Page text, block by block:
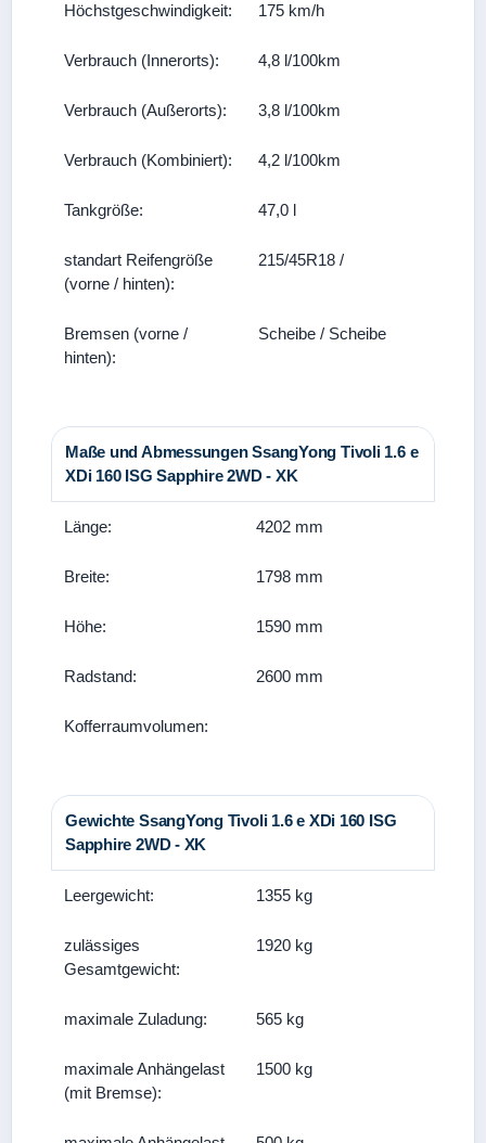
Höchstgeschwindigkeit: 175 km/h
Verbrauch (Innerorts): 4,8 l/100km
Verbrauch (Außerorts): 3,8 l/100km
Verbrauch (Kombiniert): 4,2 l/100km
Tankgröße: 47,0 l
standart Reifengröße
(vorne / hinten):
215/45R18 /
Bremsen (vorne /
hinten):
Scheibe / Scheibe
Maße und Abmessungen SsangYong Tivoli 1.6 e
XDi 160 ISG Sapphire 2WD - XK
Länge: 4202 mm
Breite: 1798 mm
Höhe: 1590 mm
Radstand: 2600 mm
Kofferraumvolumen:
Gewichte SsangYong Tivoli 1.6 e XDi 160 ISG
Sapphire 2WD - XK
Leergewicht: 1355 kg
zulässiges
Gesamtgewicht:
1920 kg
maximale Zuladung: 565 kg
maximale Anhängelast
(mit Bremse):
1500 kg